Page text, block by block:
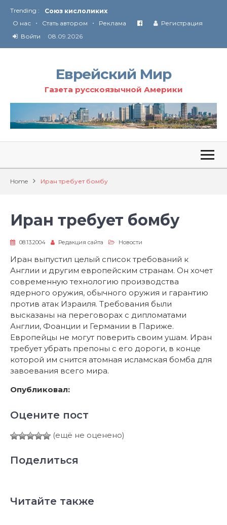
Trending :
Союз кислоликих
Соглашение США с Ираном
О нас • Стать автором • Реклама
Регистрация
Войти
08.09.2026
Еврейский Мир
Газета русскоязычной Америки
Home Иран требует бомбу
Иран требует бомбу
08.13.2004 Редакция сайта Новости
Иран выпустил целый список требований к
Англии и другим европейским странам. Он хочет
современную технологию производства
ядерного оружия, обычного оружия и гарантию
против атак Израиля. Требования были
высказаны на переговорах с дипломатами
Англии, Фоанции и Германии в Париже.
Европейцы не могут поверить своим ушам. Иран
требует убрать препоны с его дороги, в конце
которой им снится атомная исламская бомба для
завоевания всего мира.
Опубликовал:
Оцените пост
(ещё не оценено)
Поделиться
Читайте также